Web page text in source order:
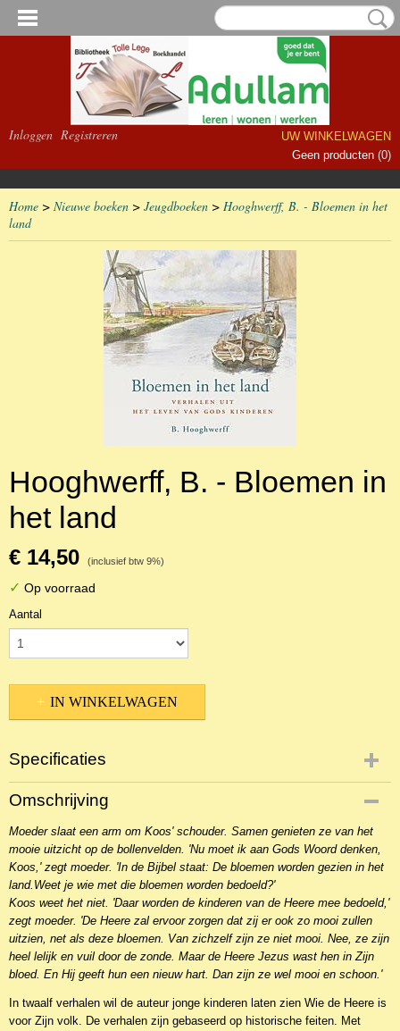
Inloggen Registreren
UW WINKELWAGEN
Geen producten (0)
Home > Nieuwe boeken > Jeugdboeken > Hooghwerff, B. - Bloemen in het
land
Hooghwerff, B. - Bloemen in
het land
€ 14,50 (inclusief btw 9%)
✓ Op voorraad
Aantal
IN WINKELWAGEN
Specificaties
Productcode
NBKJ-2634
EAN code
9789033123337
Omschrijving
Moeder slaat een arm om Koos' schouder. Samen genieten ze van het
mooie uitzicht op de bollenvelden. 'Nu moet ik aan Gods Woord denken,
Koos,' zegt moeder. 'In de Bijbel staat: De bloemen worden gezien in het
land. Weet je wie met die bloemen worden bedoeld?'
Koos weet het niet. 'Daar worden de kinderen van de Heere mee bedoeld,'
zegt moeder. 'De Heere zal ervoor zorgen dat zij er ook zo mooi zullen
uitzien, net als deze bloemen. Van zichzelf zijn ze niet mooi. Nee, ze zijn
heel lelijk en vuil door de zonde. Maar de Heere Jezus wast hen in Zijn
bloed. En Hij geeft hun een nieuw hart. Dan zijn ze wel mooi en schoon.'
In twaalf verhalen wil de auteur jonge kinderen laten zien Wie de Heere is
voor Zijn volk. De verhalen zijn gebaseerd op historische feiten. Met